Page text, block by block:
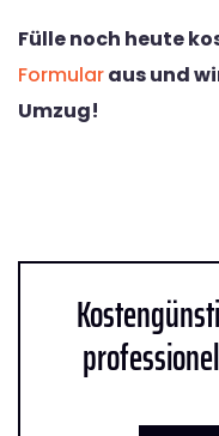
Fülle noch heute
Formularaus und
Umzug!